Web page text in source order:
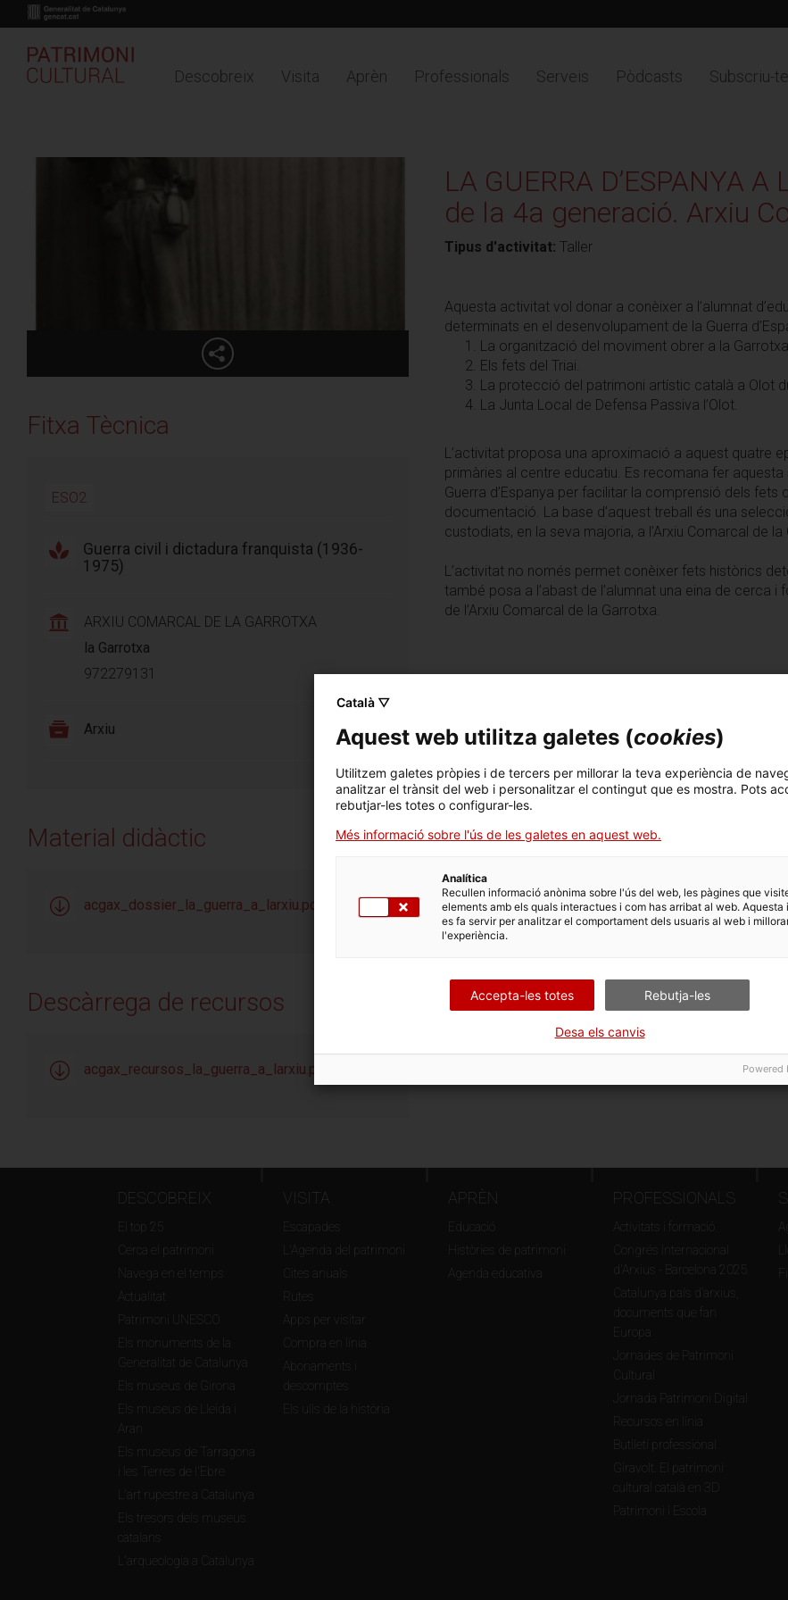
Descobreix Visita Aprèn Professionals Serveis Pòdcasts Subscriu-te
Buy online
TimelineMapa
Fitxa Tècnica
ESO2
Guerra civil i dictadura franquista (1936-
1975)
ARXIU COMARCAL DE LA GARROTXA
la Garrotxa
972279131
Arxiu
Material didàctic
acgax_dossier_la_guerra_a_larxiu.pdf
Descàrrega de recursos
acgax_recursos_la_guerra_a_larxiu.pdf
LA GUERRA D’ESPANYA
de la 4a generació. Arxiu
Tipus d'activitat: Taller
Aquesta activitat vol donar a conèixer a l’alumnat
determinats en el desenvolupament de la Guerra
La organització del moviment obrer a la
Els fets del Triai.
La protecció del patrimoni artístic català a Olot
La Junta Local de Defensa Passiva l’Olot.
L’activitat proposa una aproximació a aquest quatre
primàries al centre educatiu. Es recomana fer
Guerra d’Espanya per facilitar la comprensió dels fets
documentació. La base d’aquest treball és una
custodiats, en la seva majoria, a l’Arxiu Comarcal de la
L’activitat no només permet conèixer fets històrics
també posa a l’abast de l’alumnat una eina de cerca
de l’Arxiu Comarcal de la Garrotxa.
DESCOBREIX
El top 25
Cerca el patrimoni
Navega en el temps
Actualitat
Patrimoni UNESCO
Els monuments de la
Generalitat de Catalunya
Els museus de Girona
Els museus de Lleida i
Aran
Els museus de Tarragona
i les Terres de l'Ebre
L'art rupestre a Catalunya
Els tresors dels museus
catalans
L'arqueologia a Catalunya
VISITA
Escapades
L'Agenda del patrimoni
Cites anuals
Rutes
Apps per visitar
Compra en línia
Abonaments i
descomptes
Els ulls de la història
APRÈN
Educació
Històries de patrimoni
Agenda educativa
PROFESSIONALS
Activitats i formació
Congrés Internacional
d'Arxius - Barcelona 2025
Catalunya país d’arxius,
documents que fan
Europa
Jornades de Patrimoni
Cultural
Jornada Patrimoni Digital
Recursos en línia
Butlletí professional
Giravolt. El patrimoni
cultural català en 3D
Patrimoni i Escola
Català ▽
Aquest web utilitza galetes (cookies)
Utilitzem galetes pròpies i de tercers per millorar la teva experiència de
analitzar el trànsit del web i personalitzar el contingut que es mostra. Pots
rebutjar-les totes o configurar-les.
Més informació sobre l'ús de les galetes en aquest web.
Analítica
Recullen informació anònima sobre l'ús del web, les pàgines que
elements amb els quals interactues i com has arribat al web. Aquesta
es fa servir per analitzar el comportament dels usuaris al web i
l'experiència.
Accepta-les totes Rebutja-les
Desa els canvis
Powered